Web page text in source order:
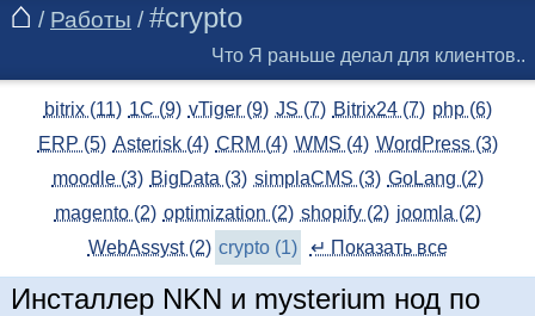
/ Работы / #crypto
Что Я раньше делал для клиентов..
bitrix (11) 1C (9) vTiger (9) JS (7) Bitrix24 (7) php (6)
ERP (5) Asterisk (4) CRM (4) WMS (4) WordPress (3)
moodle (3) BigData (3) simplaCMS (3) GoLang (2)
magento (2) optimization (2) shopify (2) joomla (2)
WebAssyst (2) crypto (1) ↵ Показать все
Инсталлер NKN и mysterium нод по